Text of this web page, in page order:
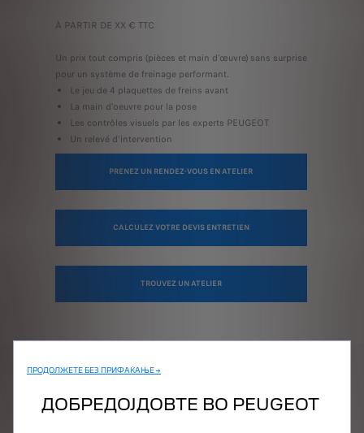
À PARTIR DE XX € TTC
Un prix tout compris (pièces et main d'œuvre) sans surprise
pour un système de freinage performant.
Le jeu de 4 plaquettes de freins avant
La main d'oeuvre pour la pose
Les contrôles visuels par les experts PEUGEOT
Un relevé d'intervention
PRENEZ UN RENDEZ-VOUS EN ATELIER
CALCULEZ VOTRE DEVIS ENTRETIEN
TROUVEZ UN ATELIER
ПРОДОЛЖЕТЕ БЕЗ ПРИФАЌАЊЕ →
ДОБРЕДОЈДОВТЕ ВО PEUGEOT